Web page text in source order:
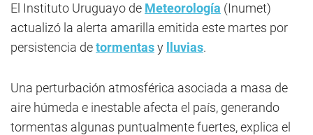
El Instituto Uruguayo de Meteorología (Inumet)
actualizó la alerta amarilla emitida este martes por
persistencia detormentasy lluvias.
Una perturbación atmosférica asociada a masa de
aire húmeda e inestable afecta el país, generando
tormentas algunas puntualmente fuertes, explica el